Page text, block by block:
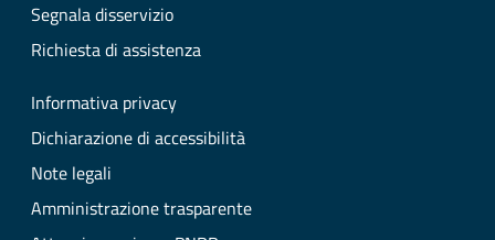
Segnala disservizio
Richiesta di assistenza
Informativa privacy
Dichiarazione di accessibilità
Note legali
Amministrazione trasparente